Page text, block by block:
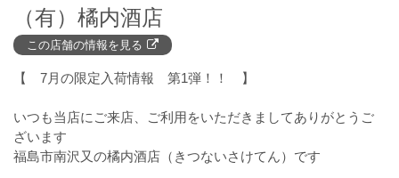
（有）橘内酒店
この店舗の情報を見る
【 7月の限定入荷情報 第1弾！！ 】
いつも当店にご来店、ご利用をいただきましてありがとうご
ざいます
福島市南沢又の橘内酒店（きつないさけてん）です